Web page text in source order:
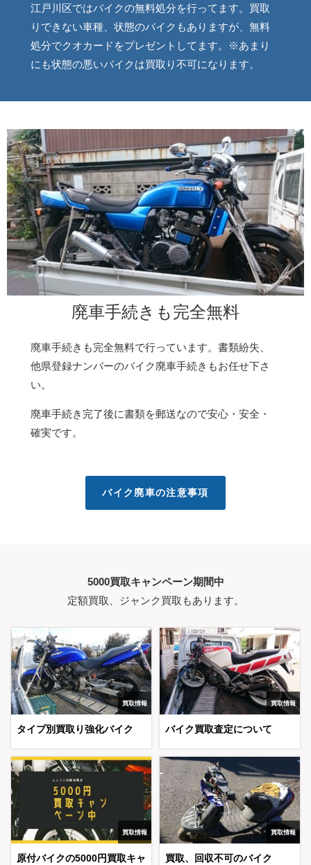
江戸川区ではバイクの無料処分を行ってます。買取
りできない車種、状態のバイクもありますが、無料
処分でクオカードをプレゼントしてます。※あまり
にも状態の悪いバイクは買取り不可になります。
廃車手続きも完全無料
廃車手続きも完全無料で行っています。書類紛失、
他県登録ナンバーのバイク廃車手続きもお任せ下さ
い。
廃車手続き完了後に書類を郵送なので安心・安全・
確実です。
バイク廃車の注意事項
5000買取キャンペーン期間中
定額買取、ジャンク買取もあります。
買取情報
タイプ別買取り強化バイク
買取情報
バイク買取査定について
買取情報
原付バイクの5000円買取キャ
買取情報
買取、回収不可のバイク